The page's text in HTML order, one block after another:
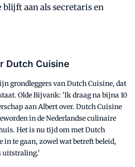
blijft aan als secretaris en
Dutch Cuisine
grondleggers van Dutch Cuisine, dat
Olde Bijvank: 'Ik draag na bijna 10
aan Albert over. Dutch Cuisine
in de Nederlandse culinaire
Het is nu tijd om met Dutch
in te gaan, zowel wat betreft beleid,
uitstraling.'